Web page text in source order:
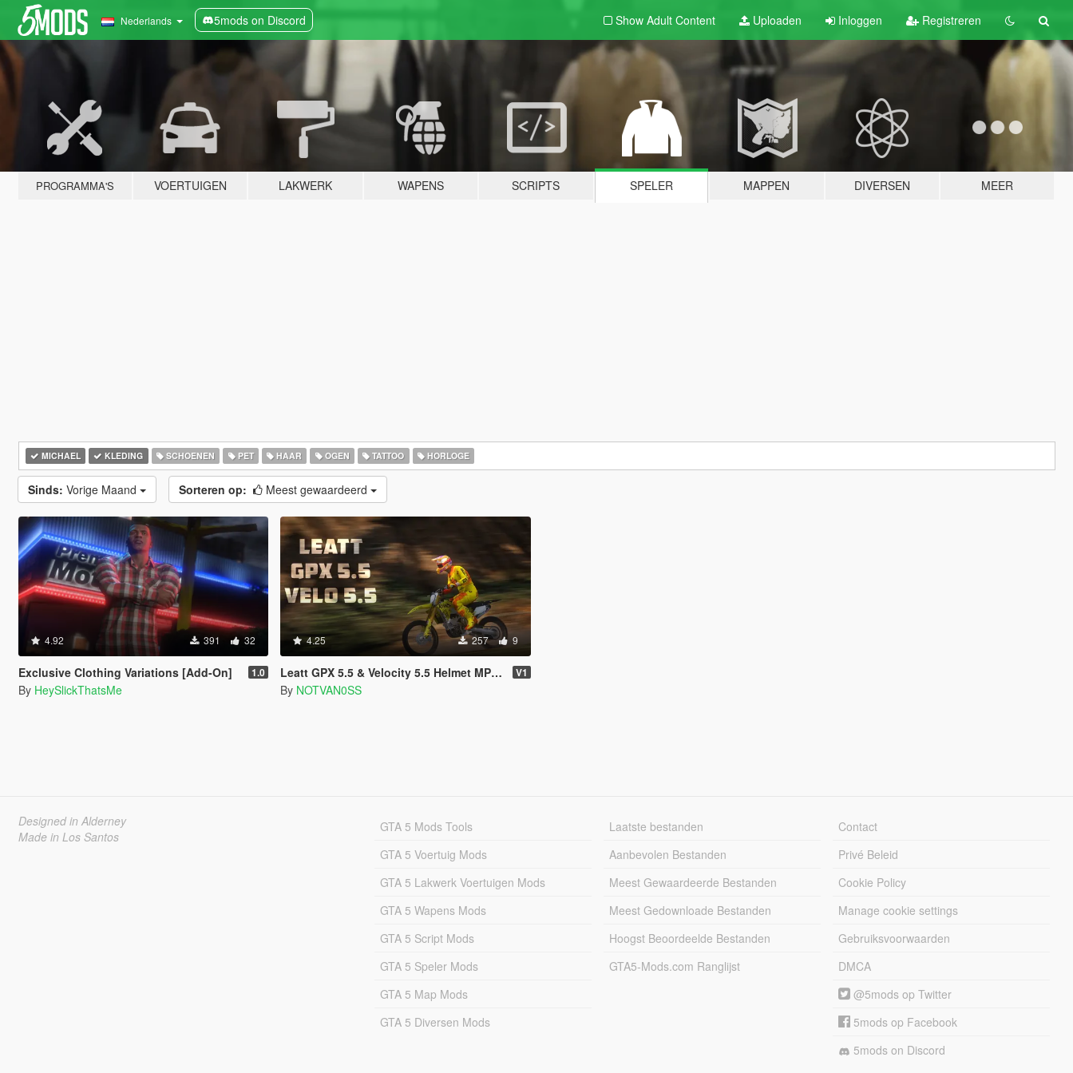
Nederlands 5mods on Discord Show Adult Content Uploaden Inloggen Registreren
PROGRAMMA'S VOERTUIGEN LAKWERK WAPENS SCRIPTS SPELER MAPPEN DIVERSEN MEER
MICHAEL KLEDING SCHOENEN PET HAAR OGEN TATTOO HORLOGE
Sinds: Vorige Maand Sorteren op: Meest gewaardeerd
4.92 391 32
Exclusive Clothing Variations [Add-On] 1.0
By HeySlickThatsMe
4.25 257 9
Leatt GPX 5.5 & Velocity 5.5 Helmet MP & SP V1
By NOTVAN0SS
Designed in Alderney
Made in Los Santos
GTA 5 Mods Tools
GTA 5 Voertuig Mods
GTA 5 Lakwerk Voertuigen Mods
GTA 5 Wapens Mods
GTA 5 Script Mods
GTA 5 Speler Mods
GTA 5 Map Mods
GTA 5 Diversen Mods
Laatste bestanden
Aanbevolen Bestanden
Meest Gewaardeerde Bestanden
Meest Gedownloade Bestanden
Hoogst Beoordeelde Bestanden
GTA5-Mods.com Ranglijst
Contact
Privé Beleid
Cookie Policy
Manage cookie settings
Gebruiksvoorwaarden
DMCA
@5mods op Twitter
5mods op Facebook
5mods on Discord